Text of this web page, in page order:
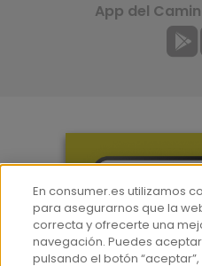
App del
En consumer.es utilizamos
para asegurarnos que la
correcta y ofrecerte una
navegación. Puedes
pulsando el botón